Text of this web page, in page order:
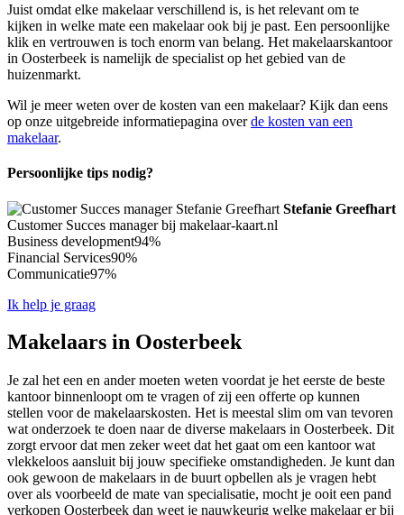
Juist omdat elke makelaar verschillend is, is het relevant om te
kijken in welke mate een makelaar ook bij je past. Een persoonlijke
klik en vertrouwen is toch enorm van belang. Het makelaarskantoor
in Oosterbeek is namelijk de specialist op het gebied van de
huizenmarkt.
Wil je meer weten over de kosten van een makelaar? Kijk dan eens
op onze uitgebreide informatiepagina overde kosten van een
makelaar.
Persoonlijke tips nodig?
Stefanie Greefhart
Customer Succes manager bij makelaar-kaart.nl
Business development94%
Financial Services90%
Communicatie97%
Ik help je graag
Makelaars in Oosterbeek
Je zal het een en ander moeten weten voordat je het eerste de beste
kantoor binnenloopt om te vragen of zij een offerte op kunnen
stellen voor de makelaarskosten. Het is meestal slim om van tevoren
wat onderzoek te doen naar de diverse makelaars in Oosterbeek. Dit
zorgt ervoor dat men zeker weet dat het gaat om een kantoor wat
vlekkeloos aansluit bij jouw specifieke omstandigheden. Je kunt dan
ook gewoon de makelaars in de buurt opbellen als je vragen hebt
over als voorbeeld de mate van specialisatie, mocht je ooit een pand
verkopen Oosterbeek dan weet je nauwkeurig welke makelaar er bij